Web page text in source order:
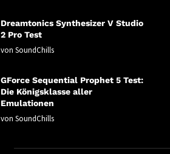
Dreamtonics Synthesizer V Studio
2 Pro Test
von SoundChills
GForce Sequential Prophet 5 Test:
Die Königsklasse aller
Emulationen
von SoundChills